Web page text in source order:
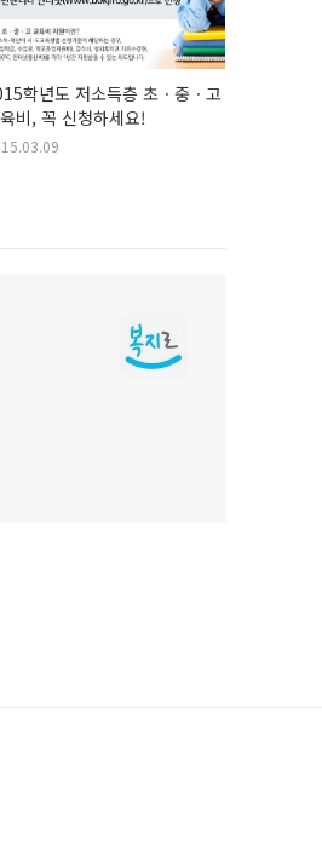
학년도 저소득층 초ㆍ중ㆍ고
비, 꼭 신청하세요!